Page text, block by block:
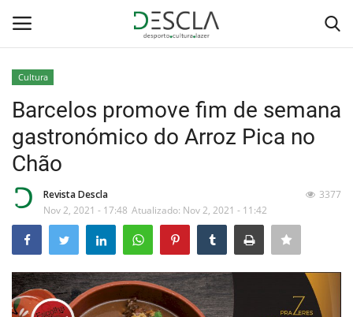
Home
Desporto
Sobre Nós
Cultura
Barcelos promove fim de semana
gastronómico do Arroz Pica no
Chão
Revista Descla
Nov 2, 2021 - 17:48 Atualizado: Nov 2, 2021 - 11:42
3377